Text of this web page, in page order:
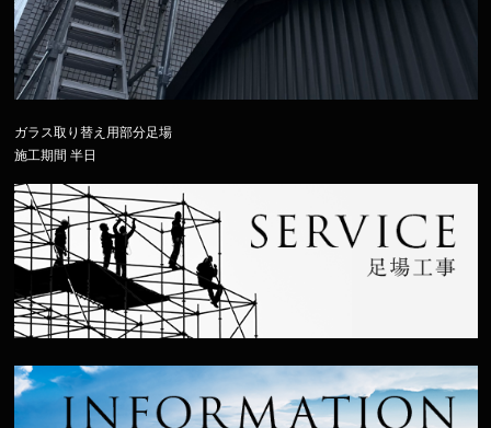
ガラス取り替え用部分足場
施工期間 半日